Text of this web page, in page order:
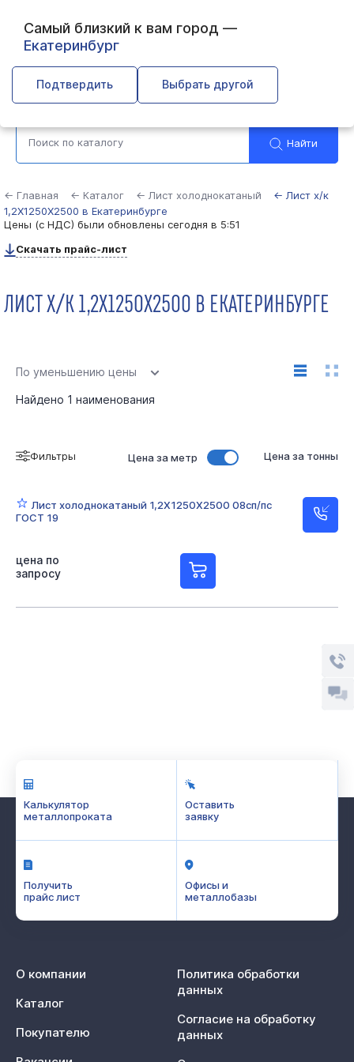
Самый близкий к вам город —
Екатеринбург
Подтвердить Выбрать другой
Выберите город
Найти
← Главная ← Каталог ← Лист холоднокатаный
← Лист х/к
1,2Х1250Х2500 в Екатеринбурге
Цены (с НДС) были обновлены сегодня в 5:51
Скачать прайс-лист
ЛИСТ Х/К 1,2Х1250Х2500 В ЕКАТЕРИНБУРГЕ
По уменьшению цены
Найдено 1 наименования
Фильтры Цена за метр Цена за тонны
Лист холоднокатаный 1,2Х1250Х2500 08сп/пс
ГОСТ 19
цена по
запросу
Калькулятор
металлопроката
Оставить
заявку
Получить
прайс лист
Офисы и
металлобазы
О компании
Каталог
Покупателю
Политика обработки
данных
Согласие на обработку
данных